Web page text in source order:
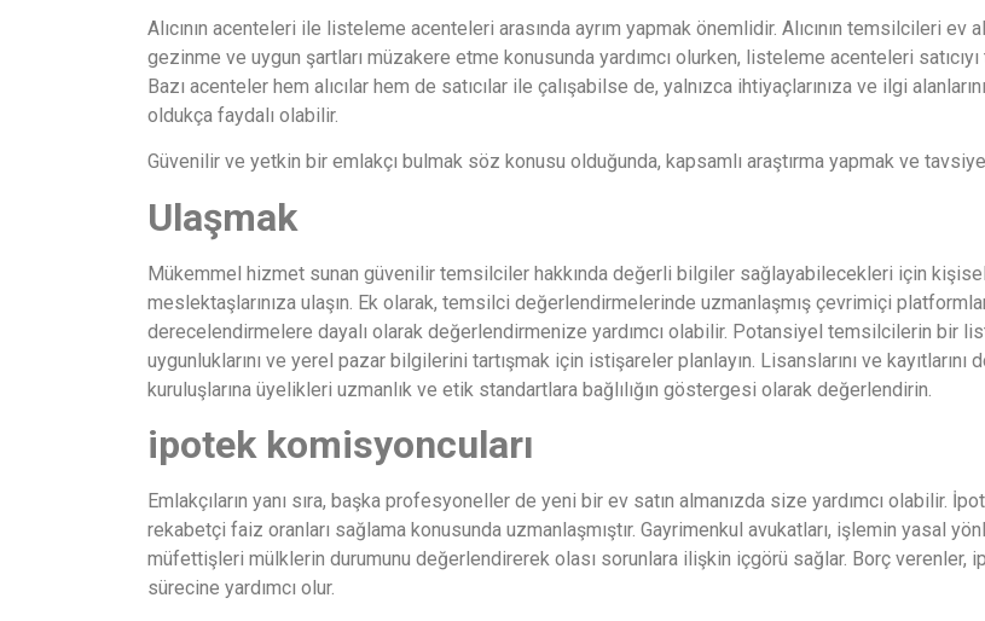
Alıcının acenteleri ile listeleme acenteleri arasında ayrım yapmak önemlidir. Alıcının temsilcileri
gezinme ve uygun şartları müzakere etme konusunda yardımcı olurken, listeleme acenteleri
Bazı acenteler hem alıcılar hem de satıcılar ile çalışabilse de, yalnızca ihtiyaçlarınıza ve ilgi
oldukça faydalı olabilir.
Güvenilir ve yetkin bir emlakçı bulmak söz konusu olduğunda, kapsamlı araştırma yapmak ve
Ulaşmak
Mükemmel hizmet sunan güvenilir temsilciler hakkında değerli bilgiler sağlayabilecekleri için
meslektaşlarınıza ulaşın. Ek olarak, temsilci değerlendirmelerinde uzmanlaşmış çevrimiçi
derecelendirmelere dayalı olarak değerlendirmenize yardımcı olabilir. Potansiyel temsilcilerin bir
uygunluklarını ve yerel pazar bilgilerini tartışmak için istişareler planlayın. Lisanslarını ve
kuruluşlarına üyelikleri uzmanlık ve etik standartlara bağlılığın göstergesi olarak değerlendirin.
ipotek komisyoncuları
Emlakçıların yanı sıra, başka profesyoneller de yeni bir ev satın almanızda size yardımcı olabilir.
rekabetçi faiz oranları sağlama konusunda uzmanlaşmıştır. Gayrimenkul avukatları, işlemin yasal
müfettişleri mülklerin durumunu değerlendirerek olası sorunlara ilişkin içgörü sağlar. Borç
sürecine yardımcı olur.